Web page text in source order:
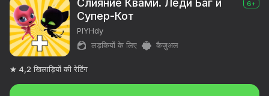
Слияние Квами. Леди Баг и
Супер-Кот
6+
PIYHdy
लड़कियों के लिए
कैज़ुअल
4,2 खिलाड़ियों की रेटिंग